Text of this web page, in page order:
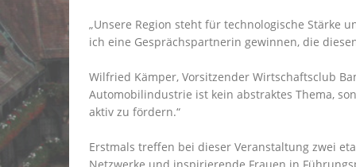
Unsere Region steht für technologische Stärke
ich eine Gesprächspartnerin gewinnen, die
Wilfried Kämper, Vorsitzender Wirtschaftsclub
Automobilindustrie ist kein abstraktes Thema,
aktiv zu fördern.“
Erstmals treffen bei dieser Veranstaltung zwei